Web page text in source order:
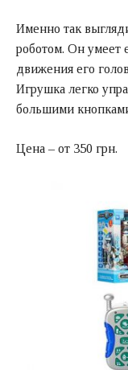
Именно так
роботом. Он умеет
движения его
Игрушка легко
большими
Цена – от 350 грн.